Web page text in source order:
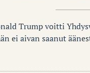
Trump voitti
ei aivan saanut